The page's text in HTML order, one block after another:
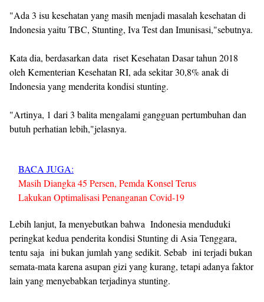
"Ada 3 isu kesehatan yang masih menjadi masalah kesehatan di
Indonesia yaitu TBC, Stunting, Iva Test dan Imunisasi,"sebutnya.
Kata dia, berdasarkan data riset Kesehatan Dasar tahun 2018
oleh Kementerian Kesehatan RI, ada sekitar 30,8% anak di
Indonesia yang menderita kondisi stunting.
"Artinya, 1 dari 3 balita mengalami gangguan pertumbuhan dan
butuh perhatian lebih,"jelasnya.
BACA JUGA:
Masih Diangka 45 Persen, Pemda Konsel Terus
Lakukan Optimalisasi Penanganan Covid-19
Lebih lanjut, Ia menyebutkan bahwa Indonesia menduduki
peringkat kedua penderita kondisi Stunting di Asia Tenggara,
tentu saja ini bukan jumlah yang sedikit. Sebab ini terjadi bukan
semata-mata karena asupan gizi yang kurang, tetapi adanya faktor
lain yang menyebabkan terjadinya stunting.